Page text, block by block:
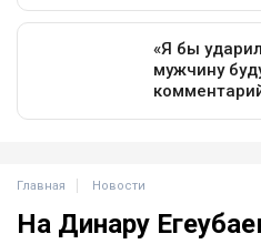
Главная Новости
На Динару